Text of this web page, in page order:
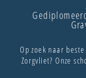
Op zoek naar
Zorgvliet? Onze